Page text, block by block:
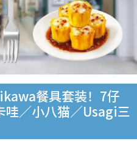
餐具套装！7仔
哇／小八猫／Usagi三